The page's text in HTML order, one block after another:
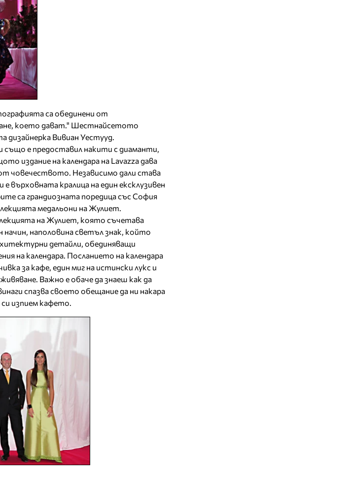
са обединени от
което дават." Шестнайсетото
дизайнерка Вивиан Уестууд.
също е предоставил накити с диаманти,
издание на календара на Lavazza дава
човечеството. Независимо дали става
върховната кралица на един ексклузивен
са грандиозната поредица със София
медальони на Жулиет.
на Жулиет, която съчетава
начин, наполовина светъл знак, който
детайли, обединяващи
на календара. Посланието на календара
за кафе, един миг на истински лукс и
Важно е обаче да знаеш как да
спазва своето обещание да ни накара
си изпием кафето.